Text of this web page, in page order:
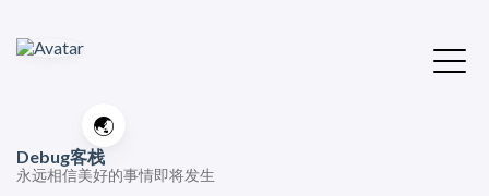
🌏
Debug客栈
永远相信美好的事情即将发生